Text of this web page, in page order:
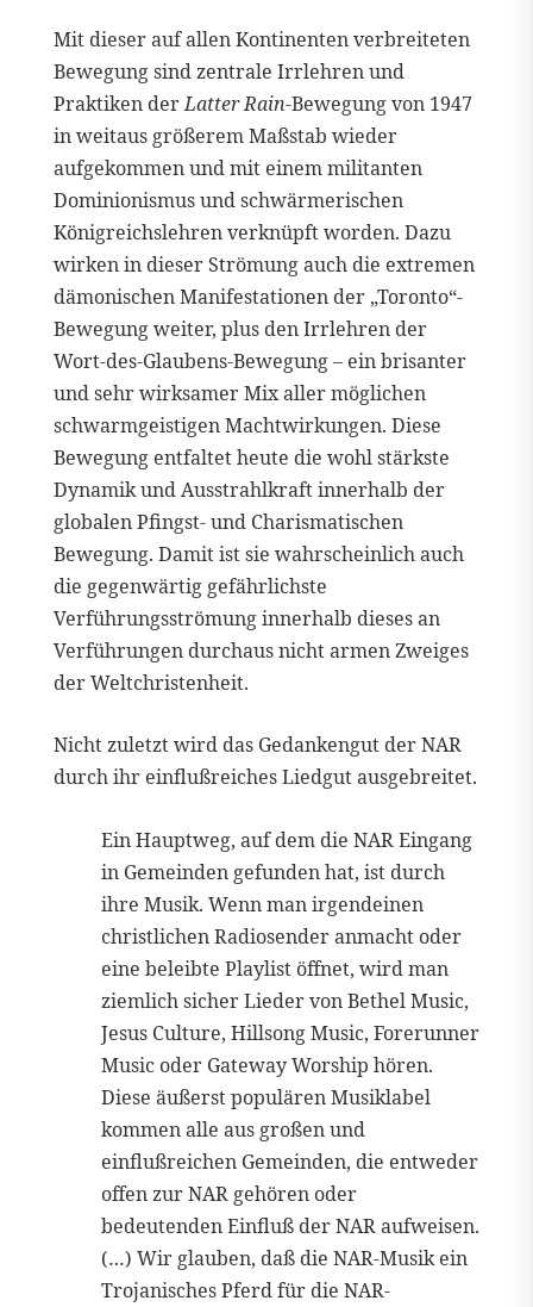
Mit dieser auf allen Kontinenten verbreiteten
Bewegung sind zentrale Irrlehren und
Praktiken derLatter Rain-Bewegung von 1947
in weitaus größerem Maßstab wieder
aufgekommen und mit einem militanten
Dominionismus und schwärmerischen
Königreichslehren verknüpft worden. Dazu
wirken in dieser Strömung auch die extremen
dämonischen Manifestationen der „Toronto“-
Bewegung weiter, plus den Irrlehren der
Wort-des-Glaubens-Bewegung – ein brisanter
und sehr wirksamer Mix aller möglichen
schwarmgeistigen Machtwirkungen. Diese
Bewegung entfaltet heute die wohl stärkste
Dynamik und Ausstrahlkraft innerhalb der
globalen Pfingst- und Charismatischen
Bewegung. Damit ist sie wahrscheinlich auch
die gegenwärtig gefährlichste
Verführungsströmung innerhalb dieses an
Verführungen durchaus nicht armen Zweiges
der Weltchristenheit.
Nicht zuletzt wird das Gedankengut der NAR
durch ihr einflußreiches Liedgut ausgebreitet.
Ein Hauptweg, auf dem die NAR Eingang
in Gemeinden gefunden hat, ist durch
ihre Musik. Wenn man irgendeinen
christlichen Radiosender anmacht oder
eine beleibte Playlist öffnet, wird man
ziemlich sicher Lieder von Bethel Music,
Jesus Culture, Hillsong Music, Forerunner
Music oder Gateway Worship hören.
Diese äußerst populären Musiklabel
kommen alle aus großen und
einflußreichen Gemeinden, die entweder
offen zur NAR gehören oder
bedeutenden Einfluß der NAR aufweisen.
(…) Wir glauben, daß die NAR-Musik ein
Trojanisches Pferd für die NAR-